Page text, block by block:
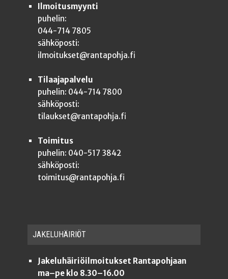
Ilmoitusmyynti
puhelin:
044-714 7805
sähköposti:
ilmoitukset@rantapohja.fi
Tilaajapalvelu
puhelin: 044-714 7800
sähköposti:
tilaukset@rantapohja.fi
Toimitus
puhelin: 040-517 3842
sähköposti:
toimitus@rantapohja.fi
JAKE­LU­HÄI­RIÖT
Jakeluhäiriöilmoitukset Rantapohjaan
ma–pe klo 8.30–16.00